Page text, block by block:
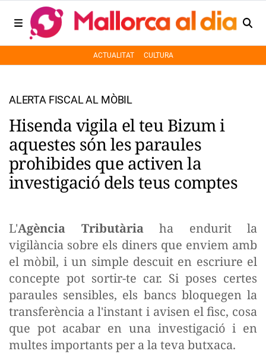
ACTUALITAT CULTURA
ALERTA FISCAL AL MÒBIL
Hisenda vigila el teu Bizum i
aquestes són les paraules
prohibides que activen la
investigació dels teus comptes
L'Agència Tributàriaha endurit la
vigilància sobre els diners que enviem amb
el mòbil, i un simple descuit en escriure el
concepte pot sortir-te car. Si poses certes
paraules sensibles, els bancs bloquegen la
transferència a l'instant i avisen el fisc, cosa
que pot acabar en una investigació i en
multes importants per a la teva butxaca.